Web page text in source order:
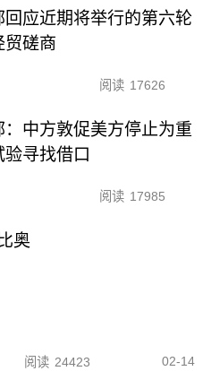
回应近期将举行的第六轮
贸磋商
阅读 17626
：中方敦促美方停止为重
验寻找借口
阅读 17985
奥
阅读 24423 02-14